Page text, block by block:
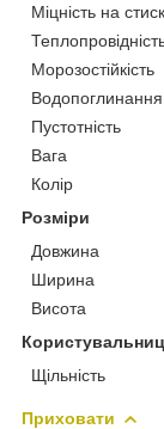
Міцність на стиск
Морозостійкість
Водопоглинання
Пустотність
Вага
Колір
Розміри
Довжина
Ширина
Висота
Щільність
Приховати